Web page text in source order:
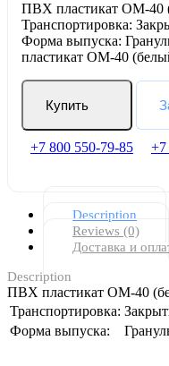
ПВХ пластикат ОМ-40
Транспортировка:
Форма выпуска:
пластикат ОМ-40
Купить
+7 800 550-79-85 +7
Description
Reviews (0)
Доставка и
Description
ПВХ пластикат ОМ-40
Транспортировка:
Форма выпуска: